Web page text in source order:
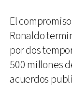
El
Ronaldo
por dos
500 millones
acuerdos